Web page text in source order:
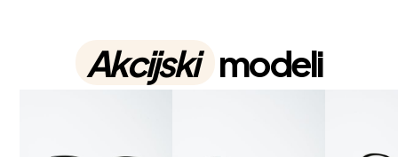
Akcijski modeli